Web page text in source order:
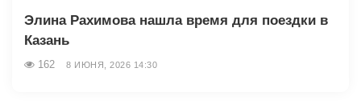
Элина Рахимова нашла время для поездки в
Казань
162 8 ИЮНЯ, 2026 14:30